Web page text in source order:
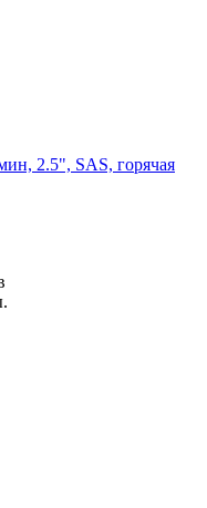
2.5", SAS, горячая